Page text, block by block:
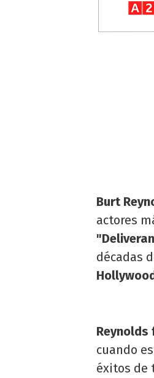
Burt
actores
décadas
cuando
éxitos de